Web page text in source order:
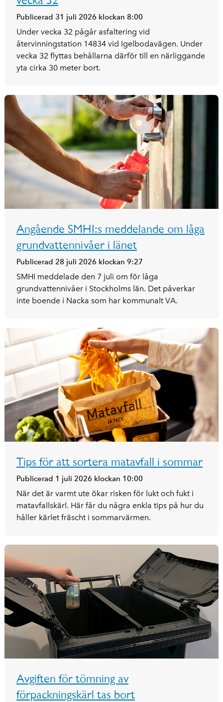
Publicerad 31 juli 2026 klockan 8:00
Under vecka 32 pågår asfaltering vid
återvinningstation 14834 vid Igelbodavägen. Under
vecka 32 flyttas behållarna därför till en närliggande
yta cirka 30 meter bort.
Angående SMHI:s meddelande om låga
grundvattennivåer i länet
Publicerad 28 juli 2026 klockan 9:27
SMHI meddelade den 7 juli om för låga
grundvattennivåer i Stockholms län. Det påverkar
inte boende i Nacka som har kommunalt VA.
Tips för att sortera matavfall i sommar
Publicerad 1 juli 2026 klockan 10:00
När det är varmt ute ökar risken för lukt och fukt i
matavfallskärl. Här får du några enkla tips på hur du
håller kärlet fräscht i sommarvärmen.
Avgiften för tömning av
förpackningskärl tas bort